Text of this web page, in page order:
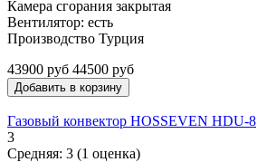
Камера сгорания закрытая
Вентилятор: есть
Производство Турция
43900 руб 44500 руб
Газовый конвектор HOSSEVEN HDU-8
3
Средняя: 3 (1 оценка)